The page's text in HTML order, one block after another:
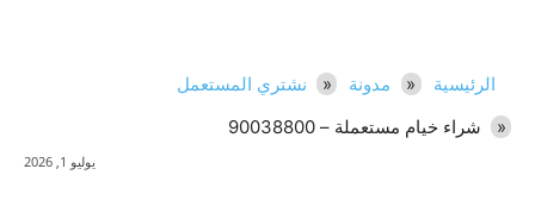
الرئيسية مدونة
نشتري المستعمل
شراء خيام مستعملة – 90038800
يوليو 1, 2026